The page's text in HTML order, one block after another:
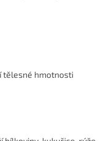
tělesné hmotnosti